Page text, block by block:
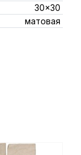
30x30
матовая